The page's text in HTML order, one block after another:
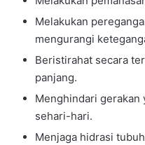
Melakukan
mengurangi
Beristirahat secara
panjang.
Menghindari gerakan
sehari-hari.
Menjaga hidrasi